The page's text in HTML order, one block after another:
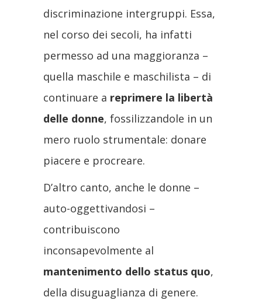
discriminazione intergruppi. Essa,
nel corso dei secoli, ha infatti
permesso ad una maggioranza –
quella maschile e maschilista – di
continuare a reprimere la libertà
delle donne, fossilizzandole in un
mero ruolo strumentale: donare
piacere e procreare.
D’altro canto, anche le donne –
auto-oggettivandosi –
contribuiscono
inconsapevolmente al
mantenimento dello status quo,
della disuguaglianza di genere.